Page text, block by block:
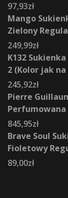
97,93zł
Mango
Zielony
249,99zł
K132
2 (Kolor jak
245,92zł
Pierre
Perfumowana
845,95zł
Brave Soul
Fioletowy
89,00zł